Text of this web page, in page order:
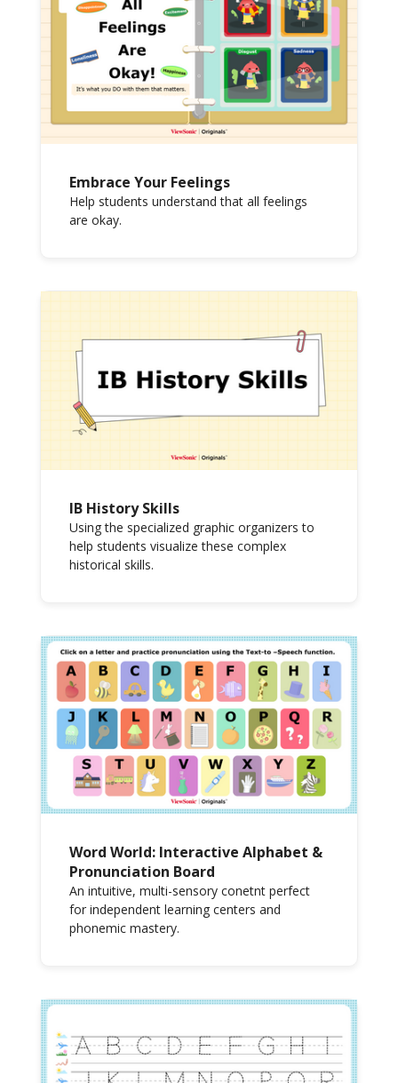
Embrace Your Feelings
Help students understand that all feelings
are okay.
IB History Skills
Using the specialized graphic organizers to
help students visualize these complex
historical skills.
Word World: Interactive Alphabet &
Pronunciation Board
An intuitive, multi-sensory conetnt perfect
for independent learning centers and
phonemic mastery.